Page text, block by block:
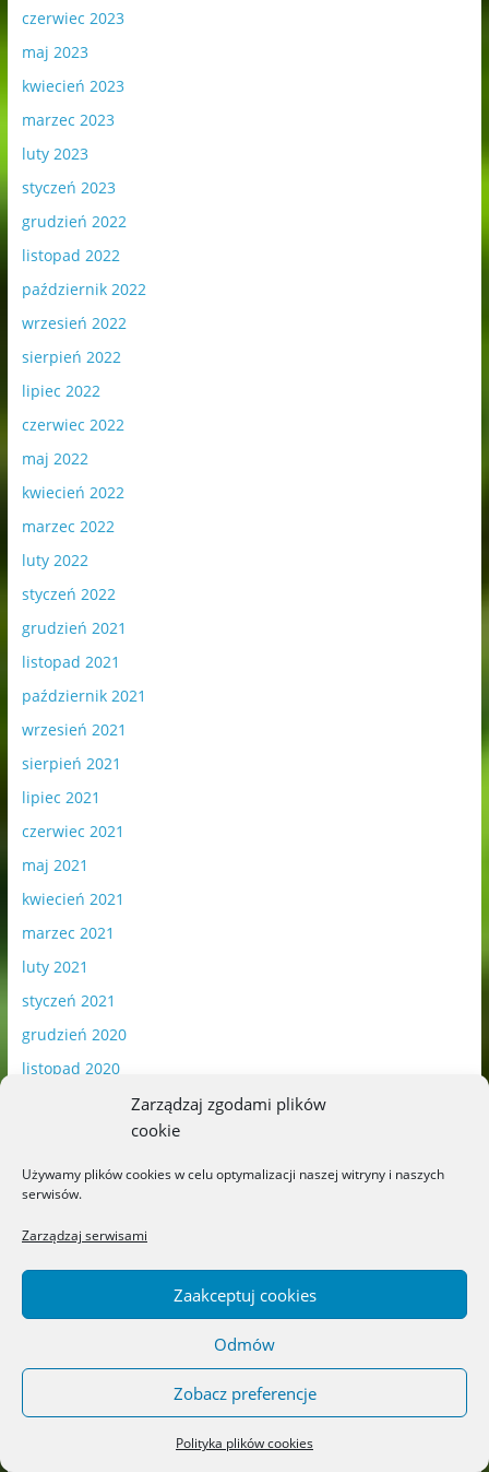
Zarządzaj zgodami plików
cookie
Używamy plików cookies w celu optymalizacji naszej witryny i naszych
serwisów.
Zarządzaj serwisami
Zaakceptuj cookies
Odmów
Zobacz preferencje
Polityka plików cookies
czerwiec 2023
maj 2023
kwiecień 2023
marzec 2023
luty 2023
styczeń 2023
grudzień 2022
listopad 2022
październik 2022
wrzesień 2022
sierpień 2022
lipiec 2022
czerwiec 2022
maj 2022
kwiecień 2022
marzec 2022
luty 2022
styczeń 2022
grudzień 2021
listopad 2021
październik 2021
wrzesień 2021
sierpień 2021
lipiec 2021
czerwiec 2021
maj 2021
kwiecień 2021
marzec 2021
luty 2021
styczeń 2021
grudzień 2020
listopad 2020
październik 2020
sierpień 2020
lipiec 2020
czerwiec 2020
maj 2020
luty 2020
styczeń 2020